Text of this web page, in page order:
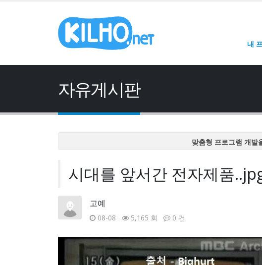
내
자유게시판
맞춤형 프로그램 개발
맞춤형 프로그램 개발
맞춤형 프로그램 개발
시대를 앞서간 전자제품
고예
08-08 5,165 회 0 건